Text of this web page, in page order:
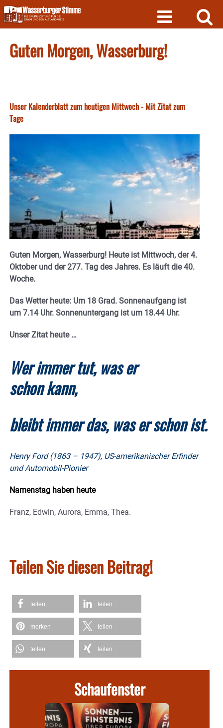
Skip
to
content
Guten Morgen, Wasserburg!
Unser Kalenderblatt zum heutigen Mittwoch - Mit Zitat zum
Tage
Guten Morgen, Wasserburg! Heute ist Mittwoch, der 4.
Oktober und der 277. Tag des Jahres. Es läuft die 40.
Woche.
Das Wetter heute: Um 18 Grad. Sonnenaufgang ist
um 7.14 Uhr. Sonnenuntergang ist um 18.44 Uhr.
Unser Zitat heute …
Wer immer tut, was er
schon kann,
bleibt immer das, was er schon ist.
Henry Ford (1863 – 1947), US-amerikanischer Erfinder
und Automobil-Pionier
Namenstag haben heute
Franz, Edwin, Aurora, Emma, Thea.
Teilen Sie diesen Beitrag!
teilen teilen
merken teilen
teilen teilen
Schaufenster